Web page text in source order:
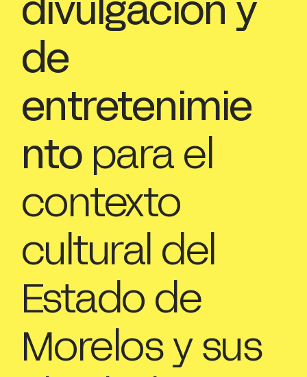
de
entretenimie
ntopara el
contexto
cultural del
Estado de
Morelos y sus